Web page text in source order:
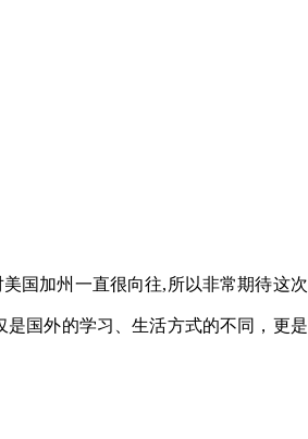
国加州一直很向往, 所以非常期待这
国外的学习、生活方式的不同，更